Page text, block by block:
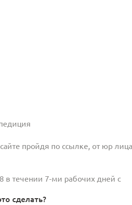
пройдя по ссылке, от юр
в течении 7-ми рабочих дней с
сделать?